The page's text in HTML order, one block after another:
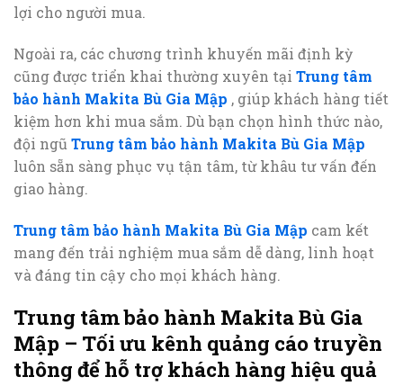
lợi cho người mua.
Ngoài ra, các chương trình khuyến mãi định kỳ
cũng được triển khai thường xuyên tại Trung tâm
bảo hành Makita Bù Gia Mập , giúp khách hàng tiết
kiệm hơn khi mua sắm. Dù bạn chọn hình thức nào,
đội ngũ Trung tâm bảo hành Makita Bù Gia Mập
luôn sẵn sàng phục vụ tận tâm, từ khâu tư vấn đến
giao hàng.
Trung tâm bảo hành Makita Bù Gia Mập cam kết
mang đến trải nghiệm mua sắm dễ dàng, linh hoạt
và đáng tin cậy cho mọi khách hàng.
Trung tâm bảo hành Makita Bù Gia
Mập – Tối ưu kênh quảng cáo truyền
thông để hỗ trợ khách hàng hiệu quả